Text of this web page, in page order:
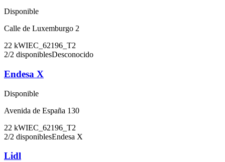
Disponible
Calle de Luxemburgo 2
22 kWIEC_62196_T2
2/2 disponiblesDesconocido
Endesa X
Disponible
Avenida de España 130
22 kWIEC_62196_T2
2/2 disponiblesEndesa X
Lidl